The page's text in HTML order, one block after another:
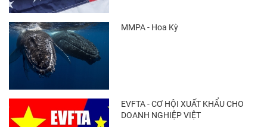
Điểm tin thủy sản thế giới ngày 3/8/2026
MMPA - Hoa Kỳ
EVFTA - CƠ HỘI XUẤT KHẨU CHO
DOANH NGHIỆP VIỆT